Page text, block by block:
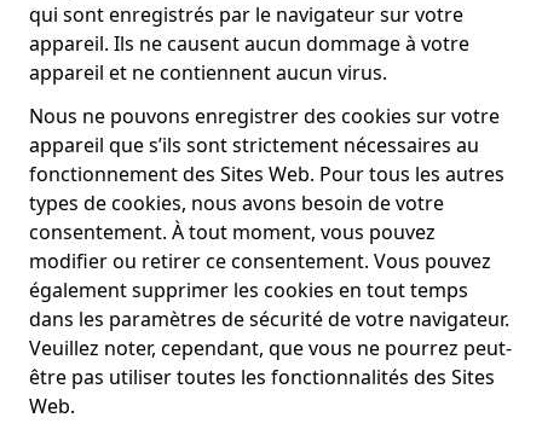
qui sont enregistrés par le navigateur sur votre
appareil. Ils ne causent aucun dommage à votre
appareil et ne contiennent aucun virus.
Nous ne pouvons enregistrer des cookies sur votre
appareil que s’ils sont strictement nécessaires au
fonctionnement des Sites Web. Pour tous les autres
types de cookies, nous avons besoin de votre
consentement. À tout moment, vous pouvez
modifier ou retirer ce consentement. Vous pouvez
également supprimer les cookies en tout temps
dans les paramètres de sécurité de votre navigateur.
Veuillez noter, cependant, que vous ne pourrez peut-
être pas utiliser toutes les fonctionnalités des Sites
Web.